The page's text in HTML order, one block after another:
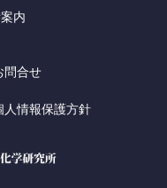
内
合せ
情報保護方針